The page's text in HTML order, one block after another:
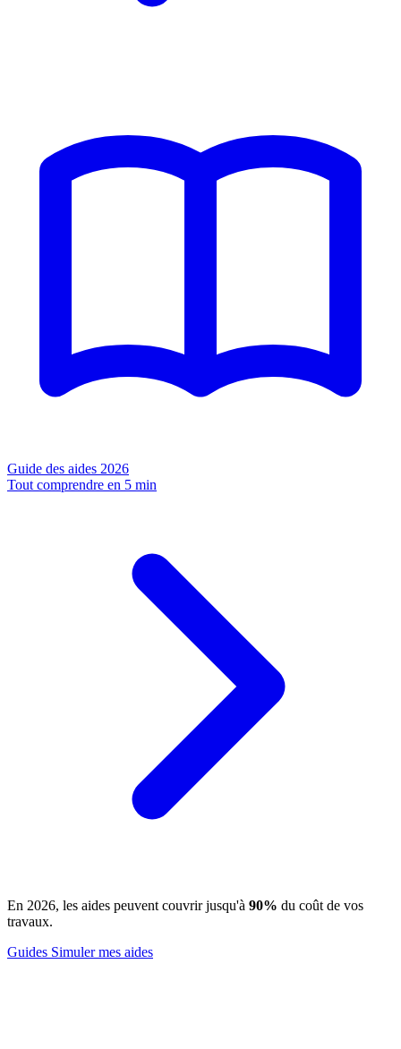
Guide des aides 2026
Tout comprendre en 5 min
En 2026, les aides peuvent couvrir jusqu'à 90% du coût de vos
travaux.
Guides Simuler mes aides